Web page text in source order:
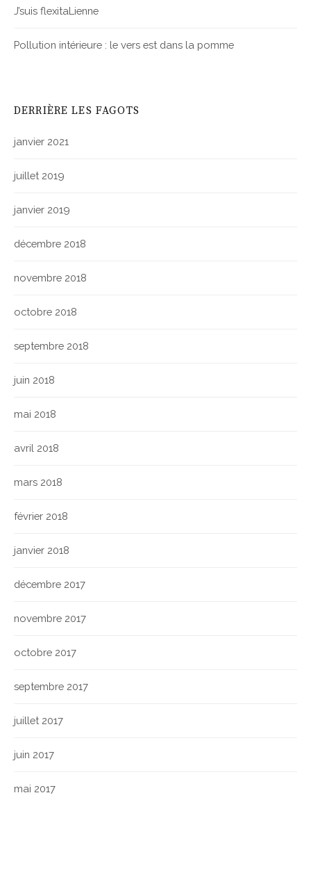
J’suis flexitaLienne
Pollution intérieure : le vers est dans la pomme
DERRIÈRE LES FAGOTS
janvier 2021
juillet 2019
janvier 2019
décembre 2018
novembre 2018
octobre 2018
septembre 2018
juin 2018
mai 2018
avril 2018
mars 2018
février 2018
janvier 2018
décembre 2017
novembre 2017
octobre 2017
septembre 2017
juillet 2017
juin 2017
mai 2017